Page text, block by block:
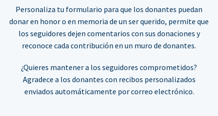
Personaliza tu formulario para que los donantes puedan
donar en honor o en memoria de un ser querido, permite que
los seguidores dejen comentarios con sus donaciones y
reconoce cada contribución en un muro de donantes.
¿Quieres mantener a los seguidores comprometidos?
Agradece a los donantes con recibos personalizados
enviados automáticamente por correo electrónico.